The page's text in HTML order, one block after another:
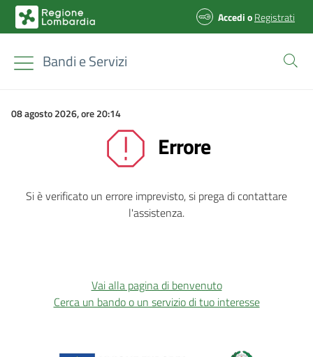
AccedioRegistrati
Bandi e Servizi
08 agosto 2026, ore 20:14
Errore
Si è verificato un errore imprevisto, si prega di contattare
l'assistenza.
Vai alla pagina di benvenuto
Cerca un bando o un servizio di tuo interesse